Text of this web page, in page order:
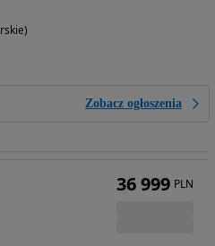
Zobacz ogłoszenia
36 999 PLN